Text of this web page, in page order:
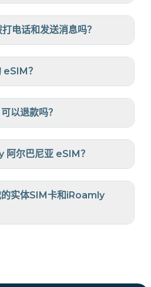
电话和发送消息吗？
？
以退款吗？
尔巴尼亚 eSIM？
的实体SIM卡和iRoamly